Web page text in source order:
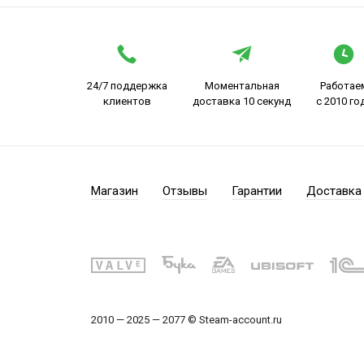
24/7 поддержка
клиентов
Моментальная
доставка 10 секунд
с 2010
Магазин Отзывы Гарантии Доставка
2010 — 2025 — 2077 © Steam-account.ru